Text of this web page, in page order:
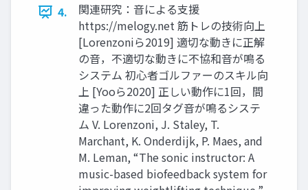
4.
関連研究：音による支援
https://melogy.net 筋トレの技術向上
[Lorenzoniら2019] 適切な動きに正解
の音，不適切な動きに不協和音が鳴る
システム 初心者ゴルファーのスキル向
上 [Yooら2020] 正しい動作に1回，間
違った動作に2回タグ音が鳴るシステ
ム V. Lorenzoni, J. Staley, T.
Marchant, K. Onderdijk, P. Maes, and
M. Leman, “The sonic instructor: A
music-based biofeedback system for